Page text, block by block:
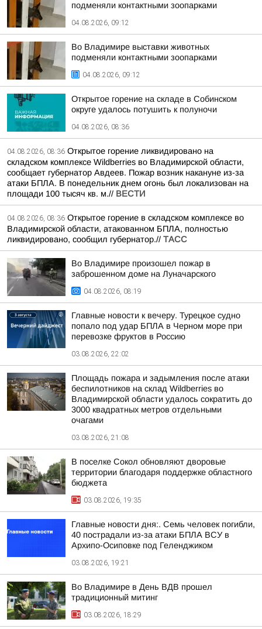
подменяли контактными зоопарками
04.08.2026, 09:12
Во Владимире выставки животных
подменяли контактными зоопарками
04.08.2026, 09:12
Открытое горение на складе в Собинском
округе удалось потушить к полуночи
04.08.2026, 08:36
04.08.2026, 08:36 Открытое горение ликвидировано на
складском комплексе Wildberries во Владимирской области,
сообщает губернатор Авдеев. Пожар возник накануне из-за
атаки БПЛА. В понедельник днем огонь был локализован на
площади 100 тысяч кв. м.// ВЕСТИ
04.08.2026, 08:36 Открытое горение в складском комплексе во
Владимирской области, атакованном БПЛА, полностью
ликвидировано, сообщил губернатор.// ТАСС
Во Владимире произошел пожар в
заброшенном доме на Луначарского
04.08.2026, 08:19
Главные новости к вечеру. Турецкое судно
попало под удар БПЛА в Черном море при
перевозке фруктов в Россию
03.08.2026, 22:02
Площадь пожара и задымления после атаки
беспилотников на склад Wildberries во
Владимирской области удалось сократить до
3000 квадратных метров отдельными
очагами
03.08.2026, 21:08
В поселке Сокол обновляют дворовые
территории благодаря поддержке областного
бюджета
03.08.2026, 19:35
Главные новости дня:. Семь человек погибли,
40 пострадали из-за атаки БПЛА ВСУ в
Архипо-Осиповке под Геленджиком
03.08.2026, 19:21
Во Владимире в День ВДВ прошел
традиционный митинг
03.08.2026, 18:29